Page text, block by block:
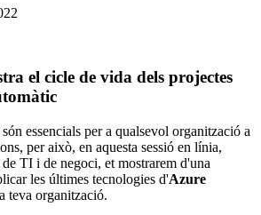
el cicle de vida dels projectes
essencials per a qualsevol organització a
per això, en aquesta sessió en línia,
TI i de negoci, et mostrarem d'una
les últimes tecnologies d'Azure
teva organització.